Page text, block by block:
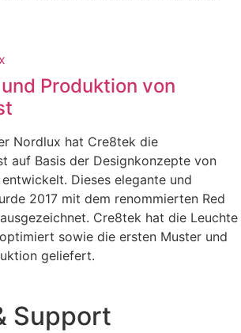
Produktion von
Nordlux hat Cre8tek die
auf Basis der Designkonzepte von
Dieses elegante und
2017 mit dem renommierten Red
Cre8tek hat die Leuchte
sowie die ersten Muster und
geliefert.
Support